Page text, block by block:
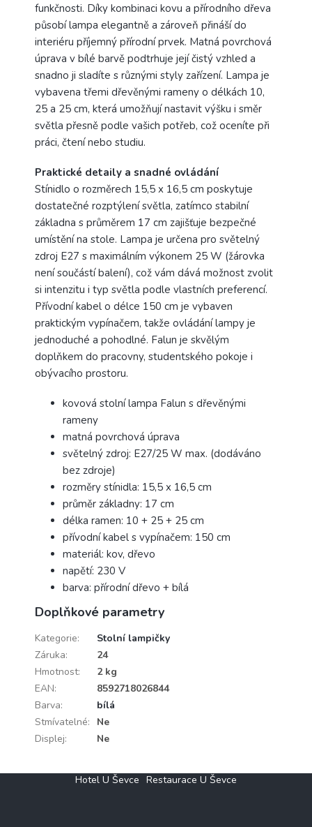
funkčnosti. Díky kombinaci kovu a přírodního dřeva
působí lampa elegantně a zároveň přináší do
interiéru příjemný přírodní prvek. Matná povrchová
úprava v bílé barvě podtrhuje její čistý vzhled a
snadno ji sladíte s různými styly zařízení. Lampa je
vybavena třemi dřevěnými rameny o délkách 10,
25 a 25 cm, která umožňují nastavit výšku i směr
světla přesně podle vašich potřeb, což oceníte při
práci, čtení nebo studiu.
Praktické detaily a snadné ovládání
Stínidlo o rozměrech 15,5 x 16,5 cm poskytuje
dostatečné rozptýlení světla, zatímco stabilní
základna s průměrem 17 cm zajišťuje bezpečné
umístění na stole. Lampa je určena pro světelný
zdroj E27 s maximálním výkonem 25 W (žárovka
není součástí balení), což vám dává možnost zvolit
si intenzitu i typ světla podle vlastních preferencí.
Přívodní kabel o délce 150 cm je vybaven
praktickým vypínačem, takže ovládání lampy je
jednoduché a pohodlné. Falun je skvělým
doplňkem do pracovny, studentského pokoje i
obývacího prostoru.
kovová stolní lampa Falun s dřevěnými
rameny
matná povrchová úprava
světelný zdroj: E27/25 W max. (dodáváno
bez zdroje)
rozměry stínidla: 15,5 x 16,5 cm
průměr základny: 17 cm
délka ramen: 10 + 25 + 25 cm
přívodní kabel s vypínačem: 150 cm
materiál: kov, dřevo
napětí: 230 V
barva: přírodní dřevo + bílá
Doplňkové parametry
Kategorie:
Stolní lampičky
Záruka:
24
Hmotnost:
2 kg
EAN:
8592718026844
Barva:
bílá
Stmívatelné:
Ne
Displej: Ne
Hotel U Ševce Restaurace U Ševce